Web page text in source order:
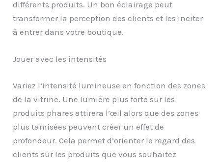
différents produits. Un bon éclairage peut
transformer la perception des clients et les inciter
à entrer dans votre boutique.
Jouer avec les intensités
Variez l’intensité lumineuse en fonction des zones
de la vitrine. Une lumière plus forte sur les
produits phares attirera l’œil alors que des zones
plus tamisées peuvent créer un effet de
profondeur. Cela permet d’orienter le regard des
clients sur les produits que vous souhaitez